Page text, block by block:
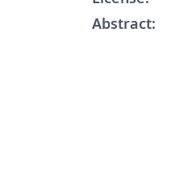
Abstract: